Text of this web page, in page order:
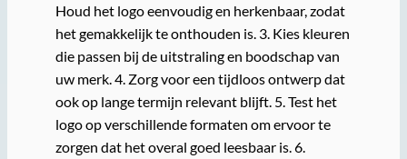
Houd het logo eenvoudig en herkenbaar, zodat
het gemakkelijk te onthouden is. 3. Kies kleuren
die passen bij de uitstraling en boodschap van
uw merk. 4. Zorg voor een tijdloos ontwerp dat
ook op lange termijn relevant blijft. 5. Test het
logo op verschillende formaten om ervoor te
zorgen dat het overal goed leesbaar is. 6.